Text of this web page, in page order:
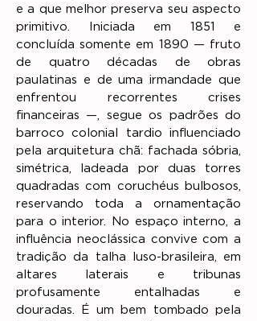
e a que melhor preserva seu aspecto
primitivo. Iniciada em 1851 e
concluída somente em 1890 — fruto
de quatro décadas de obras
paulatinas e de uma irmandade que
enfrentou recorrentes crises
financeiras —, segue os padrões do
barroco colonial tardio influenciado
pela arquitetura chã: fachada sóbria,
simétrica, ladeada por duas torres
quadradas com coruchéus bulbosos,
reservando toda a ornamentação
para o interior. No espaço interno, a
influência neoclássica convive com a
tradição da talha luso-brasileira, em
altares laterais e tribunas
profusamente entalhadas e
douradas. É um bem tombado pela